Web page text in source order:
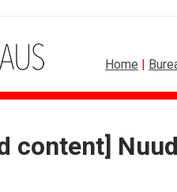
Home |
content]